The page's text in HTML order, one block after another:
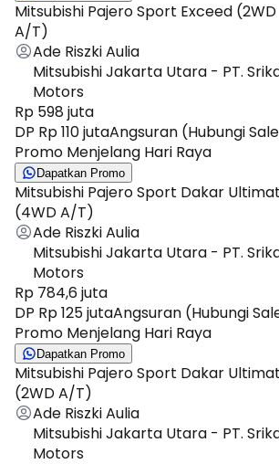
Mitsubishi Pajero Sport Exceed (2WD
A/T)
Ade Riszki Aulia
Mitsubishi Jakarta Utara - PT.
Motors
Rp 598 juta
DP Rp 110 jutaAngsuran (Hubungi
Promo Menjelang Hari Raya
Dapatkan Promo
Mitsubishi Pajero Sport Dakar
(4WD A/T)
Ade Riszki Aulia
Mitsubishi Jakarta Utara - PT.
Motors
Rp 784,6 juta
DP Rp 125 jutaAngsuran (Hubungi
Promo Menjelang Hari Raya
Dapatkan Promo
Mitsubishi Pajero Sport Dakar
(2WD A/T)
Ade Riszki Aulia
Mitsubishi Jakarta Utara - PT.
Motors